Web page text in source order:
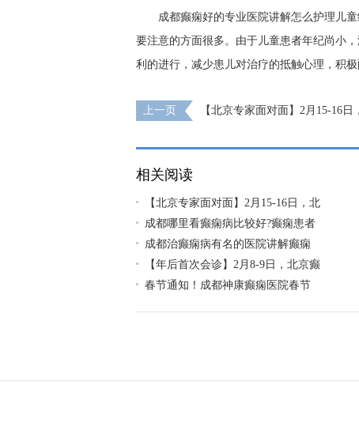
成都癫痫好的专业医院讲解怎么护理儿
要注意的方面很多。由于儿童患者年纪尚小
利的进行，减少患儿对治疗的抵触心理，积
上一页
【北京专家面对面】2月15-16日
相关阅读
【北京专家面对面】2月15-16日，北
成都哪里看癫痫病比较好?癫痫患者
成都治癫痫病有名的医院讲解癫痫
【年后首次会诊】2月8-9日，北京癫
春节通知！成都神康癫痫医院春节